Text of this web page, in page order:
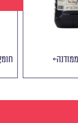
ממודנה